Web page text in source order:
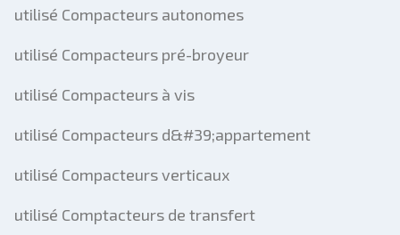
utilisé Compacteurs autonomes
utilisé Compacteurs pré-broyeur
utilisé Compacteurs à vis
utilisé Compacteurs d&#39;appartement
utilisé Compacteurs verticaux
utilisé Comptacteurs de transfert